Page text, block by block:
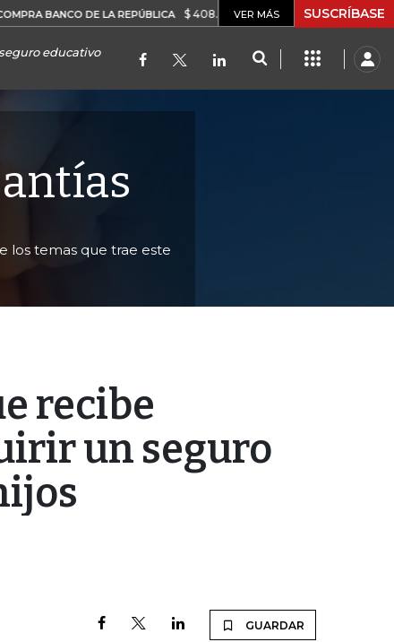
DE LA REPÚBLICA $ 408.498,97 +$ 8.753,81 +2,19% TASA
VER MÁS SUSCRÍBASE
educativo
los temas que trae este
recibe
un seguro
GUARDAR